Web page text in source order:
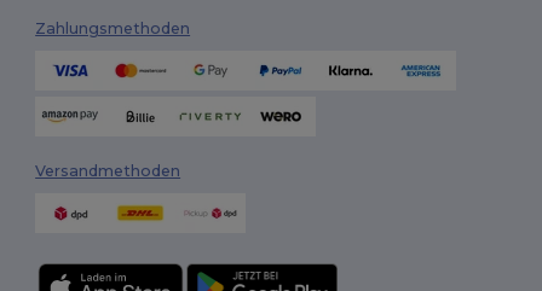
Zahlungsmethoden
Versandmethoden